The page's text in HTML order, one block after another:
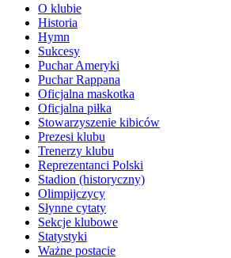
O klubie
Historia
Hymn
Sukcesy
Puchar Ameryki
Puchar Rappana
Oficjalna maskotka
Oficjalna piłka
Stowarzyszenie kibiców
Prezesi klubu
Trenerzy klubu
Reprezentanci Polski
Stadion (historyczny)
Olimpijczycy
Słynne cytaty
Sekcje klubowe
Statystyki
Ważne postacie